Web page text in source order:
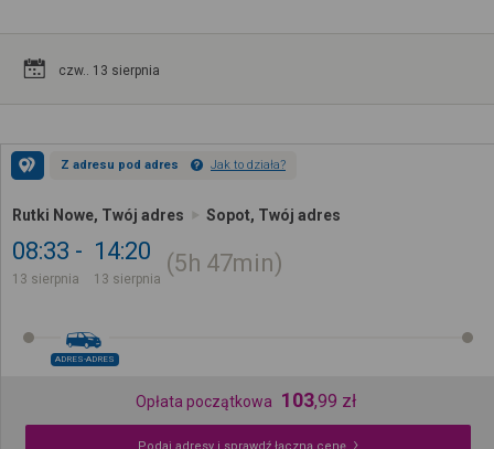
czw.. 13 sierpnia
Z adresu pod adres Jak to działa?
Rutki Nowe, Twój adres Sopot, Twój adres
08:33
13 sierpnia
14:20
13 sierpnia
5h 47min
ADRES-ADRES
Opłata początkowa 103,99 zł
Podaj adresy i sprawdź łączną cenę